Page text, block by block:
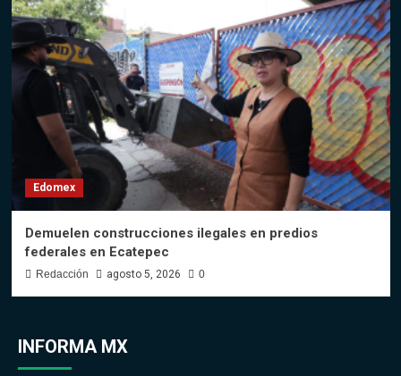
Edomex
Demuelen construcciones ilegales en predios
federales en Ecatepec
Redacción agosto 5, 2026 0
INFORMA MX